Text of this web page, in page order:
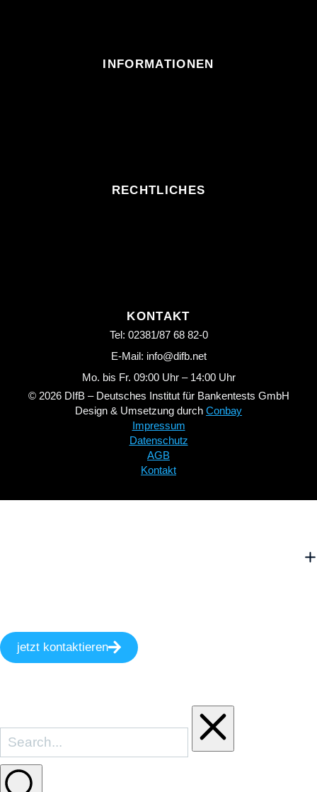
INFORMATIONEN
RECHTLICHES
KONTAKT
Tel: 02381/87 68 82-0
E-Mail: info@difb.net
Mo. bis Fr. 09:00 Uhr – 14:00 Uhr
© 2026 DIfB – Deutsches Institut für Bankentests GmbH
Design & Umsetzung durch Conbay
Impressum
Datenschutz
AGB
Kontakt
jetzt kontaktieren